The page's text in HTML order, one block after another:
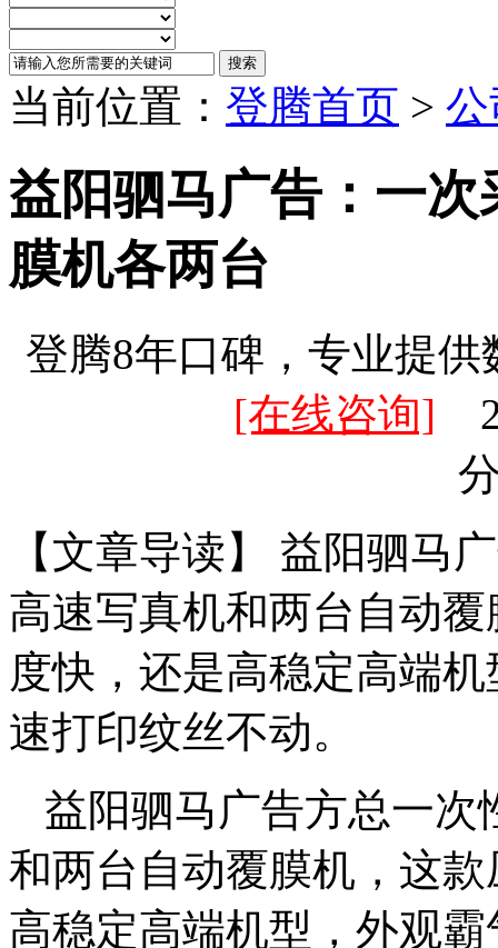
当前位置： 登腾首页 >
益阳驷马广告：一
膜机各两台
登腾8年口碑，专业提
[在线咨询]
【文章导读】 益阳驷马
高速写真机和两台自动
度快，还是高稳定高端
速打印纹丝不动。
益阳驷马广告方总一次
和两台自动覆膜机，这
高稳定高端机型，外观